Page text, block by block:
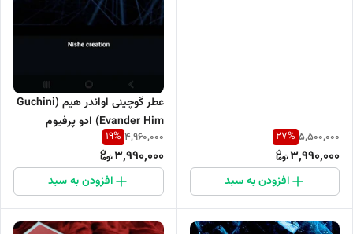
5,500,000
27%
3,990,000
افزودن به سبد
عطر گوچینی اواندر هیم (Guchini
Evander Him) ادو پرفیوم
مردانه۱۰۰میل
4,960,000
19%
3,990,000
افزودن به سبد